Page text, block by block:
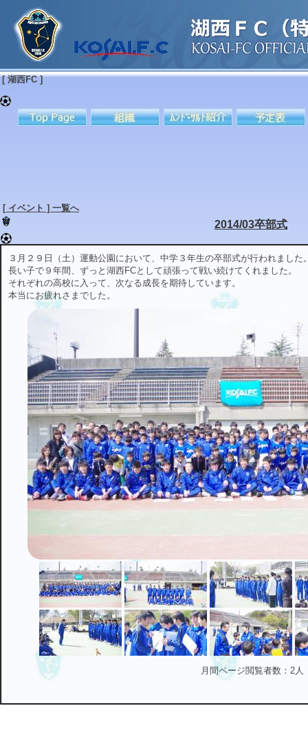
[ 湖西FC ]
[ イベント ] 一覧へ
2014/03卒部式
３月２９日（土）運動公園において、中学３年生の卒部式が行われました
長い子で９年間、ずっと湖西FCとして頑張って戦い続けてくれました。
それぞれの高校に入って、次なる成長を期待しています。
本当にお疲れさまでした。
月間ページ閲覧者数：2人